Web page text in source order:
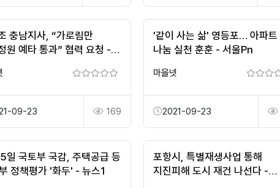
충남지사, “가로림만
원 예타 통과” 협력 요청 -
09-23 169
'같이 사는 삶' 영등포… 아파트
나눔 실천 훈훈 - 서울Pn
마을넷
2021-09-23
일 국토부 국감, 주택공급 등
정책평가 '화두' - 뉴스1
포항시, 특별재생사업 통해
지진피해 도시 재건 나선다 -